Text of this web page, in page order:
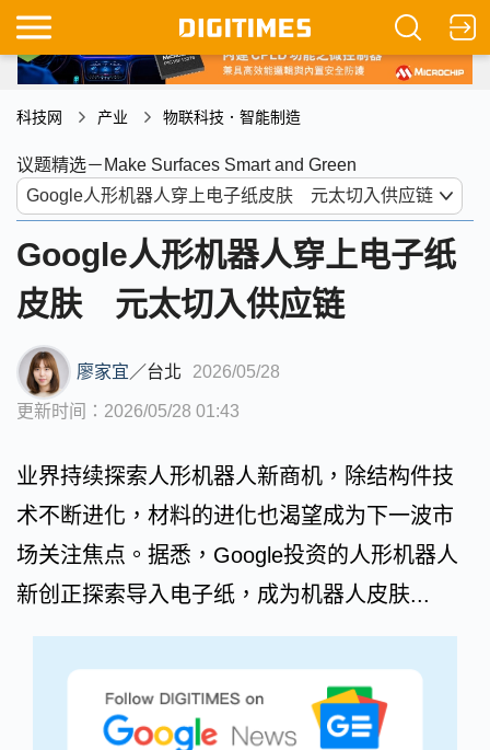
科技网 产业 物联科技．智能制造
议题精选－Make Surfaces Smart and Green
Google人形机器人穿上电子纸
皮肤 元太切入供应链
廖家宜／台北 2026/05/28
更新时间：2026/05/28 01:43
业界持续探索人形机器人新商机，除结构件技
术不断进化，材料的进化也渴望成为下一波市
场关注焦点。据悉，Google投资的人形机器人
新创正探索导入电子纸，成为机器人皮肤...